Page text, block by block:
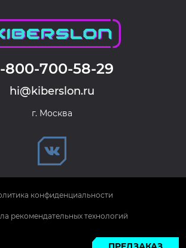
800-700-58-29
hi@kiberslon.ru
г. Москва
KIBERSLON. Все права защищены.
конфиденциальности
рекомендательных технологий